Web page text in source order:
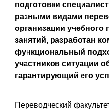
подготовки
разными видами
организации учебного
занятий, разработан
функциональный
участников ситуации
гарантирующий его
Переводческий